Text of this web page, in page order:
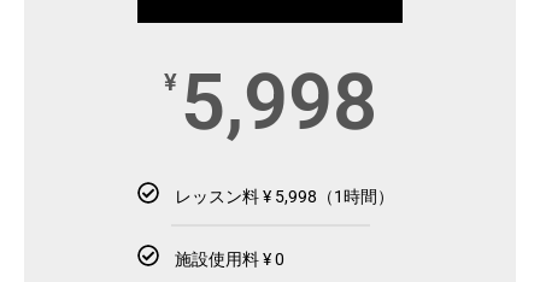
¥ 5,998
レッスン料 ¥ 5,998（1時間）
施設使用料 ¥ 0